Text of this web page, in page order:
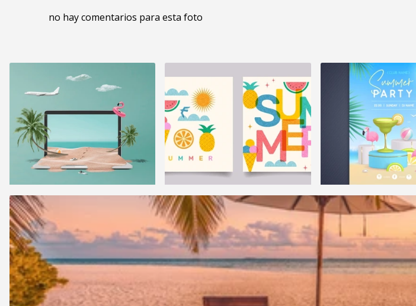
no hay comentarios para esta foto